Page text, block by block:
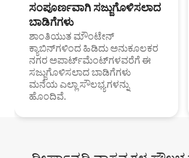
ಸಂಪೂರ್ಣವಾಗಿ ಸಜ್ಜುಗೊಳಿಸಲಾದ
ಬಾಡಿಗೆಗಳು
ಶಾಂತಿಯುತ ಮೌಂಟೇನ್
ಕ್ಯಾಬಿನ್‌ಗಳಿಂದ ಹಿಡಿದು ಅನುಕೂಲಕರ
ನಗರ ಅಪಾರ್ಟ್‌ಮೆಂಟ್‌ಗಳವರೆಗೆ ಈ
ಸಜ್ಜುಗೊಳಿಸಲಾದ ಬಾಡಿಗೆಗಳು
ಮನೆಯ ಎಲ್ಲಾ ಸೌಲಭ್ಯಗಳನ್ನು
ಹೊಂದಿವೆ.